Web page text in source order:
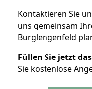
Kontaktieren Sie
uns gemeinsam
Burglengenfeld
Füllen Sie jetzt
Sie kostenlose